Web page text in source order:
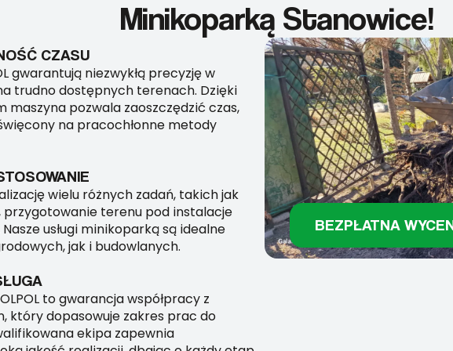
Minikoparką Stanowice!
CZASU
gwarantują niezwykłą precyzję w
trudno dostępnych terenach. Dzięki
pozwala zaoszczędzić czas,
na pracochłonne metody
wielu różnych zadań, takich jak
terenu pod instalacje
usługi minikoparką są idealne
jak i budowlanych.
to gwarancja współpracy z
który dopasowuje zakres prac do
ekipa zapewnia
BEZPŁATNA